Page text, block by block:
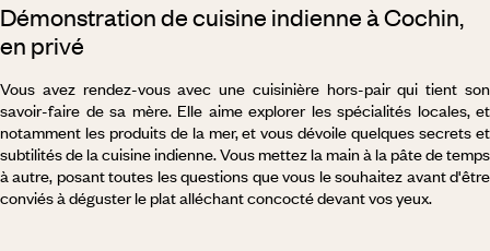
Démonstration de cuisine indienne à Cochin,
en privé
Vous avez rendez-vous avec une cuisinière hors-pair qui tient son
savoir-faire de sa mère. Elle aime explorer les spécialités locales, et
notamment les produits de la mer, et vous dévoile quelques secrets et
subtilités de la cuisine indienne. Vous mettez la main à la pâte de temps
à autre, posant toutes les questions que vous le souhaitez avant d'être
conviés à déguster le plat alléchant concocté devant vos yeux.